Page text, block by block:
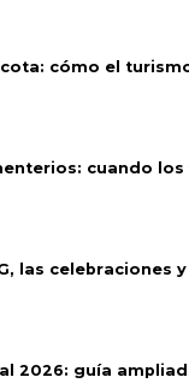
cómo el
cuando los
las celebraciones y
2026: guía